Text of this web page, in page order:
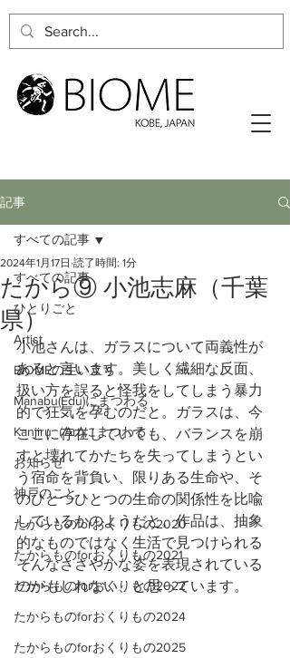
記事
すべての記事
ひとりごと
Artist
BIOMEの生い立ち
Manabu(Edu)にまつわる
Kanjiru（Art)にまつわる
お知らせ
神戸のこと
たからものforおくりもの2020
たからものforおくりもの2021
たからものforおくりもの2022
たからものforおくりもの2024
たからものforおくりもの2025
すべての記事
たから⑨ 小池志麻（千葉
県）
2024年1月17日 読了時間: 1分
小池さんは、ガラスについて両義性が
あると言います。美しく繊細な反面、
扱い方を誤ると怪我をしてしまう暴力
的で狂気を孕むのだと。ガラスは、今
ここに存在していても、バランスを崩
すと壊れてかたちを失ってしまうとい
う宿命を背負い、限りある生命や、そ
のひとつひとつの生命の関係性を比喩
しているかのようだと。作品は、抽象
的なものではなく生活で見つけられる
そんなささやかな姿を表現されている
のかもしれない、と思っています。